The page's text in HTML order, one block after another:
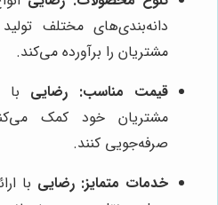
دانه‌بندی‌های مختلف
مشتریان را برآورده می‌کند.
قیمت مناسب: رضایی با
مشتریان خود کمک
صرفه‌جویی کنند.
خدمات متمایز: رضایی با